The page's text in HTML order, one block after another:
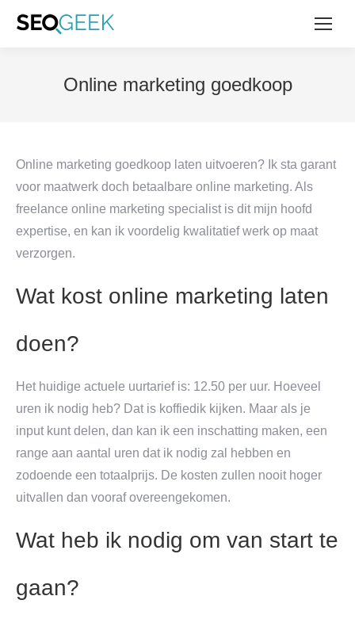
Online marketing goedkoop
Online marketing goedkoop laten uitvoeren? Ik sta garant
voor maatwerk doch betaalbare online marketing. Als
freelance online marketing specialist is dit mijn hoofd
expertise, en kan ik voordelig kwalitatief werk op maat
verzorgen.
Wat kost online marketing laten
doen?
Het huidige actuele uurtarief is: 12.50 per uur. Hoeveel
uren ik nodig heb? Dat is koffiedik kijken. Maar als je
input kunt delen, dan kan ik een inschatting maken, een
range aan aantal uren dat ik nodig zal hebben en
zodoende een totaalprijs. De kosten zullen nooit hoger
uitvallen dan vooraf overeengekomen.
Wat heb ik nodig om van start te
gaan?